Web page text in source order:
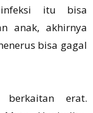
itu bisa
anak, akhirnya
bisa gagal
erat.